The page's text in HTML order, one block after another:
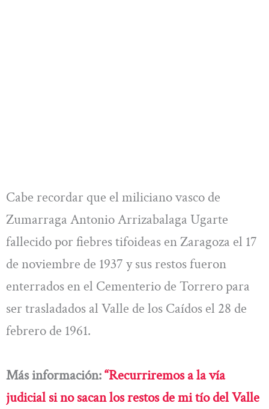
Cabe recordar que el miliciano vasco de
Zumarraga Antonio Arrizabalaga Ugarte
fallecido por fiebres tifoideas en Zaragoza el 17
de noviembre de 1937 y sus restos fueron
enterrados en el Cementerio de Torrero para
ser trasladados al Valle de los Caídos el 28 de
febrero de 1961.
Más información:“Recurriremos a la vía
judicial si no sacan los restos de mi tío del Valle